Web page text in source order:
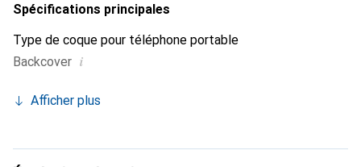
Spécifications principales
Type de coque pour téléphone portable
Backcover i
Afficher plus